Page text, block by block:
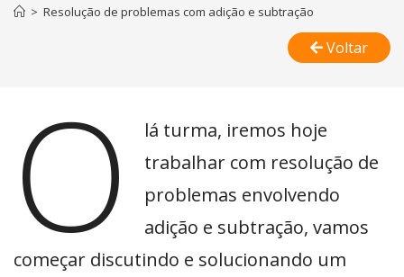
> Resolução de problemas com adição e subtração
Voltar
O
lá turma, iremos hoje
trabalhar com resolução de
problemas envolvendo
adição e subtração, vamos
começar discutindo e solucionando um